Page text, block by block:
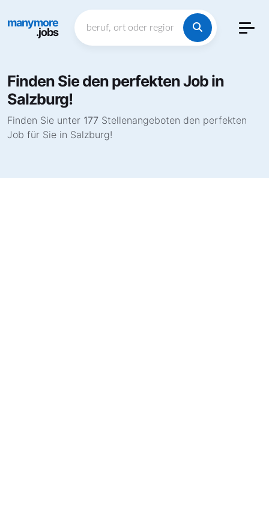
manymore
.jobs
Finden Sie den perfekten Job in
Salzburg!
Finden Sie unter 177 Stellenangeboten den perfekten
Job für Sie in Salzburg!